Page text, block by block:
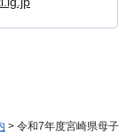
> 令和7年度宮崎県母子